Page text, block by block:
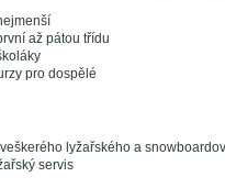
až pátou třídu
pro dospělé
lyžařského a
servis